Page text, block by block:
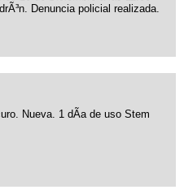
Denuncia policial realizada.
Nueva. 1 dÃ­a de uso Stem